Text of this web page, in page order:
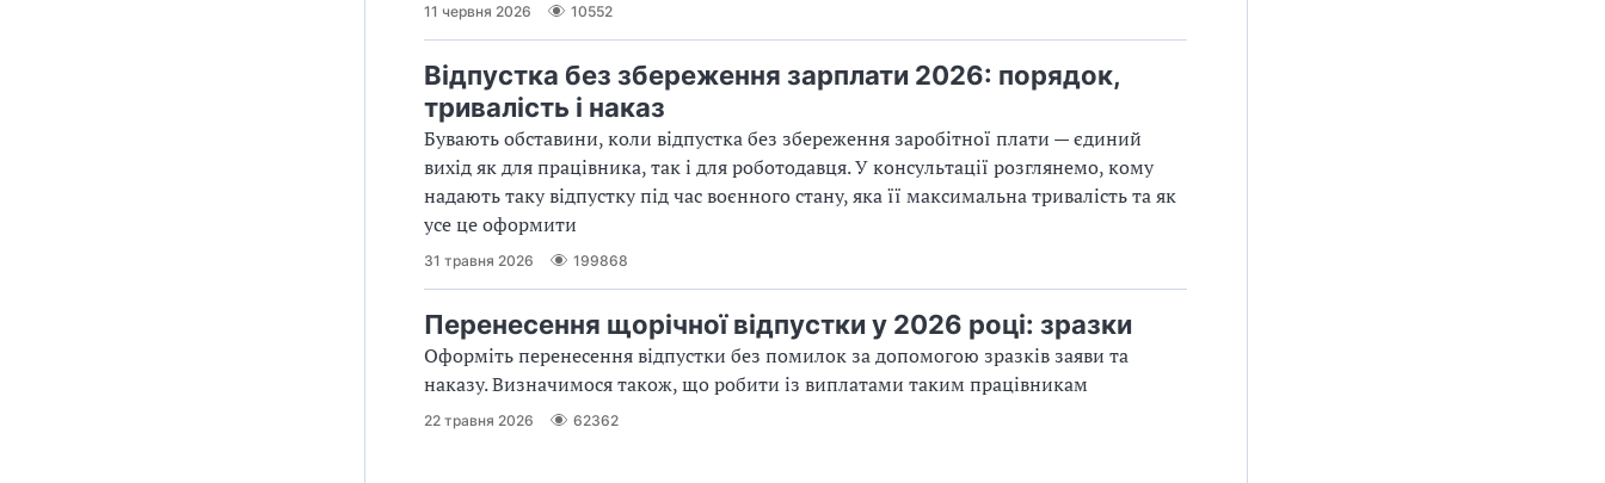
11 червня 2026 10552
Відпустка без збереження зарплати 2026: порядок,
тривалість і наказ
Бувають обставини, коли відпустка без збереження заробітної плати — єдиний
вихід як для працівника, так і для роботодавця. У консультації розглянемо, кому
надають таку відпустку під час воєнного стану, яка її максимальна тривалість та як
усе це оформити
31 травня 2026 199868
Перенесення щорічної відпустки у 2026 році: зразки
Оформіть перенесення відпустки без помилок за допомогою зразків заяви та
наказу. Визначимося також, що робити із виплатами таким працівникам
22 травня 2026 62362